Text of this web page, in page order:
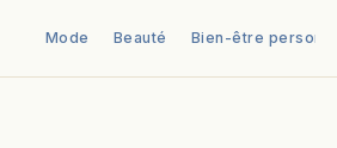
Mode Beauté Bien-être